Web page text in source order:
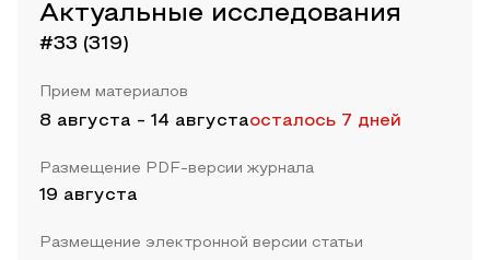
Актуальные исследования
#33 (319)
Прием материалов
8 августа - 14 августаосталось 7 дней
Размещение PDF-версии журнала
19 августа
Размещение электронной версии статьи